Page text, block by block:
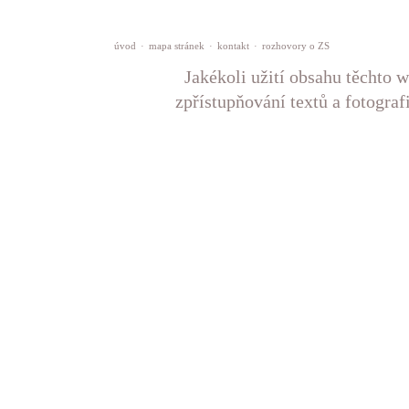
úvod · mapa stránek · kontakt · rozhovory o ZS
Jakékoli užití obsahu těchto
zpřístupňování textů a